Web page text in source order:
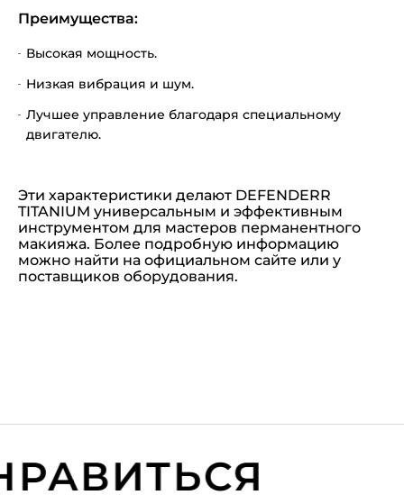
Преимущества:
Высокая мощность.
Низкая вибрация и шум.
Лучшее управление благодаря специальному
двигателю.
Эти характеристики делают DEFENDERR
TITANIUM универсальным и эффективным
инструментом для мастеров перманентного
макияжа. Более подробную информацию
можно найти на официальном сайте или у
поставщиков оборудования.